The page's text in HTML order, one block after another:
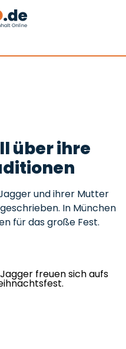
über ihre
und ihrer Mutter
In München
für das große Fest.